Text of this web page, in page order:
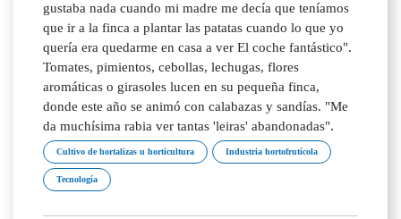
gustaba nada cuando mi madre me decía que teníamos
que ir a la finca a plantar las patatas cuando lo que yo
quería era quedarme en casa a ver El coche fantástico".
Tomates, pimientos, cebollas, lechugas, flores
aromáticas o girasoles lucen en su pequeña finca,
donde este año se animó con calabazas y sandías. "Me
da muchísima rabia ver tantas 'leiras' abandonadas".
Cultivo de hortalizas u horticultura Industria hortofrutícola
Tecnología